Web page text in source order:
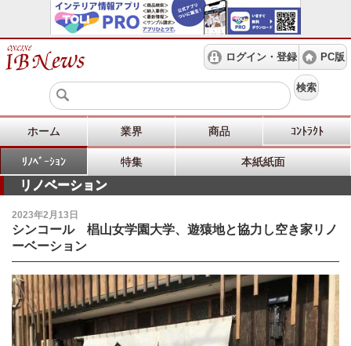
ログイン・登録 PC版
検索
ホーム 業界 商品 ｺﾝﾄﾗｸﾄ
ﾘﾉﾍﾞｰｼｮﾝ 特集 本紙紙面
リノベーション
2023年2月13日
シンコール 椙山女学園大学、遊猿地と協力し空き家リノ
ーベーション